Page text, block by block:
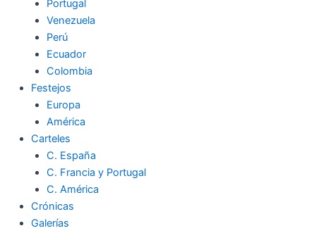
Portugal
Venezuela
Perú
Ecuador
Colombia
Festejos
Europa
América
Carteles
C. España
C. Francia y Portugal
C. América
Crónicas
Galerías